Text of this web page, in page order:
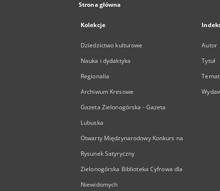
Strona główna
Kolekcje
Dziedzictwo kulturowe
Nauka i dydaktyka
Regionalia
Archiwum Kresowe
Gazeta Zielonogórska - Gazeta
Lubuska
Otwarty Międzynarodowy Konkurs na
Rysunek Satyryczny
Zielonogórska Biblioteka Cyfrowa dla
Niewidomych
Autor
Tytuł